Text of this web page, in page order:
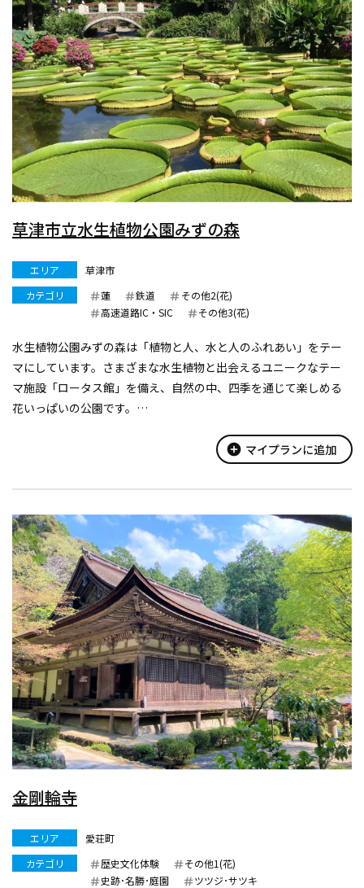
草津市立水生植物公園みずの森
エリア
草津市
カテゴリ
蓮 鉄道
その他2(花)
高速道路IC・SIC
その他3(花)
水生植物公園みずの森は「植物と人、水と人のふれあい」をテー
マにしています。さまざまな水生植物と出会えるユニークなテー
マ施設「ロータス館」を備え、自然の中、四季を通じて楽しめる
花いっぱいの公園です。
・ヒスイカズラ・ベニシダレザクラ・ベニバスモモ・ポンテデリ
ア・ミツガシワ・ムユウジュ・ヤマボウシ・カ...
add_circle マイプランに追加
金剛輪寺
エリア
愛荘町
カテゴリ
歴史文化体験
その他1(花)
史跡･名勝･庭園
ツツジ･サツキ